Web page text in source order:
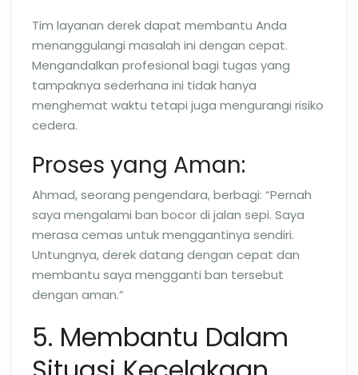
Tim layanan derek dapat membantu Anda
menanggulangi masalah ini dengan cepat.
Mengandalkan profesional bagi tugas yang
tampaknya sederhana ini tidak hanya
menghemat waktu tetapi juga mengurangi risiko
cedera.
Proses yang Aman:
Ahmad, seorang pengendara, berbagi: “Pernah
saya mengalami ban bocor di jalan sepi. Saya
merasa cemas untuk menggantinya sendiri.
Untungnya, derek datang dengan cepat dan
membantu saya mengganti ban tersebut
dengan aman.”
5. Membantu Dalam